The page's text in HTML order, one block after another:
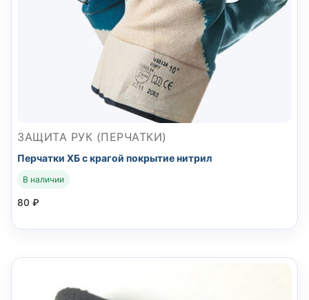
ЗАЩИТА РУК (ПЕРЧАТКИ)
Перчатки ХБ с крагой покрытие нитрил
В наличии
80 ₽